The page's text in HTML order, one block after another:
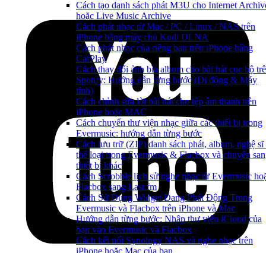
Cách tạo danh sách phát M3U cho Internet
hoặc Live Music Archive
Cách phát nhạc từ Mac / PC / Linux / NAS trên
iPhone bằng máy chủ Kodi DLNA
Cách phát nhạc của riêng bạn trên iPhone bằng
CarPlay
Cách thay đổi ảnh bìa album cho bài hát cục bộ
Spotify: Hướng dẫn từng bước (Di động & Máy
tính)
Cách chỉnh sửa lời bài hát cho tệp âm thanh trên
iPhone hoặc MAC
Cách chuyển thư viện nhạc giữa các thiết bị trong
Evermusic: hướng dẫn từng bước
Cách lưu trữ (ZIP) danh sách phát, album, nghệ sĩ
thể loại trong Evermusic & Flacbox và chuyển
thiết bị khác
Cách Scrobble lịch sử nghe nhạc từ Evermusic
Flacbox sang Last.fm
Cách Sử Dụng Widget Đang Phát Động Trong
Evermusic và Flacbox trên iPhone và Mac
Hướng dẫn từng bước: Nhập thư viện iCloud của
bạn vào Evermusic và Flacbox
Cách kết nối Synology NAS và nghe nhạc trên
iPhone hoặc Mac của bạn